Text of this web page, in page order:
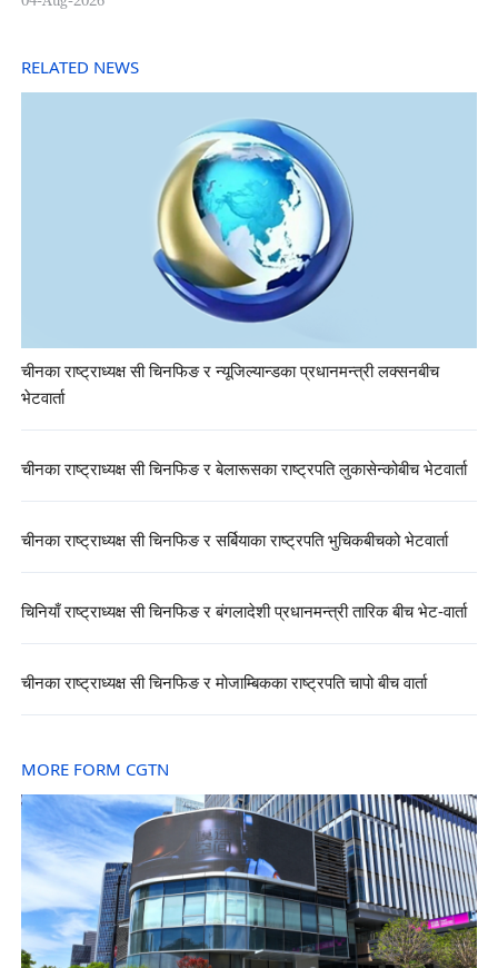
RELATED NEWS
चीनका राष्ट्राध्यक्ष सी चिनफिङ र न्यूजिल्यान्डका प्रधानमन्त्री लक्सनबीच
भेटवार्ता
चीनका राष्ट्राध्यक्ष सी चिनफिङ र बेलारूसका राष्ट्रपति लुकासेन्कोबीच भेटवार्ता
चीनका राष्ट्राध्यक्ष सी चिनफिङ र सर्बियाका राष्ट्रपति भुचिकबीचको भेटवार्ता
चिनियाँ राष्ट्राध्यक्ष सी चिनफिङ र बंगलादेशी प्रधानमन्त्री तारिक बीच भेट-वार्ता
चीनका राष्ट्राध्यक्ष सी चिनफिङ र मोजाम्बिकका राष्ट्रपति चापो बीच वार्ता
MORE FORM CGTN